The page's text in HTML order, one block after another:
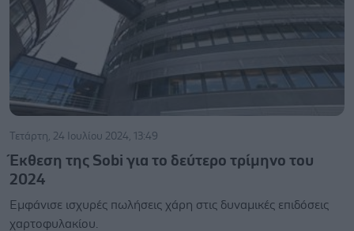
Τετάρτη, 24 Ιουλίου 2024, 13:49
Έκθεση της Sobi για το δεύτερο τρίμηνο του
2024
Εμφάνισε ισχυρές πωλήσεις χάρη στις δυναμικές επιδόσεις
χαρτοφυλακίου.